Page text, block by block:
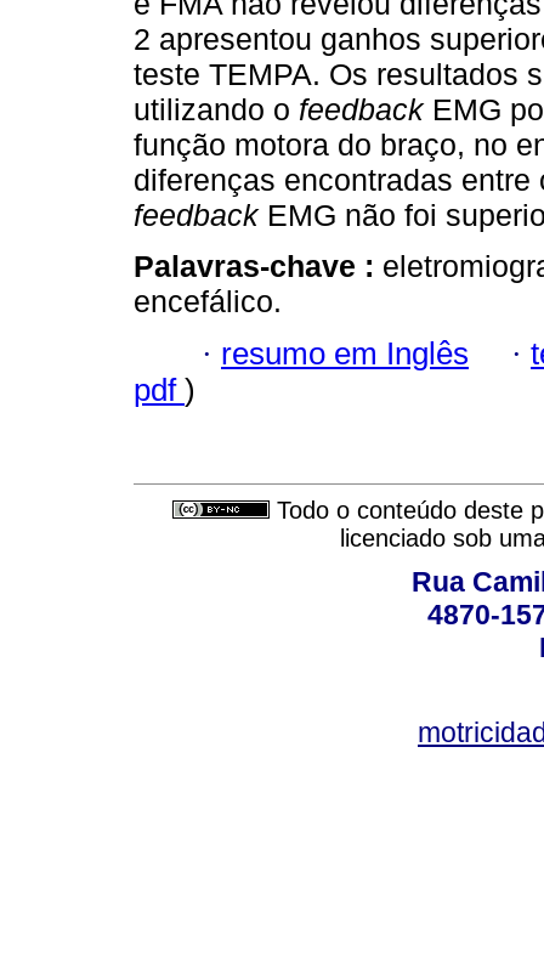
2 apresentou ganhos
teste TEMPA. Os resultados
utilizando o feedbackEMG
função motora do braço, no
diferenças encontradas
feedbackEMG não foi
Palavras-chave :
encefálico.
· resumo em Inglês ·
pdf )
Todo o conteúdo deste
licenciado sob
Rua
4870-